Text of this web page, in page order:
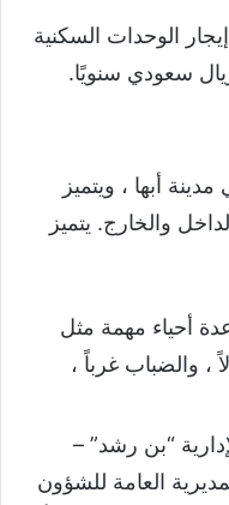
الوحدات السكنية
أبها ، ويتميز
والخارج. يتميز
أحياء مهمة مثل
، والضباب غرباً ،
“بن رشد” –
العامة للشؤون